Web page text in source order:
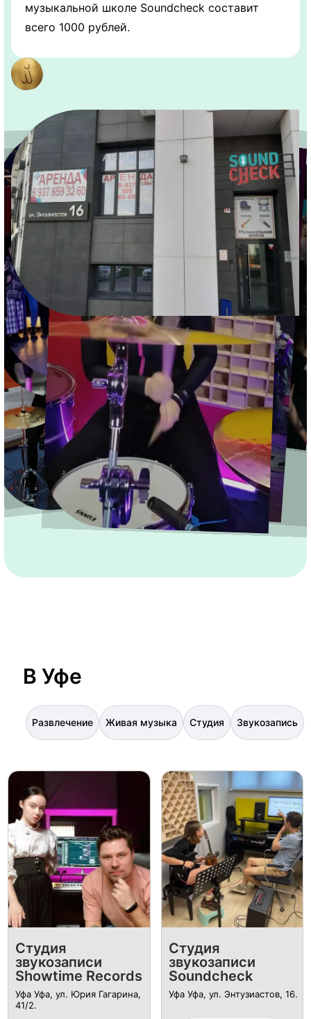
музыкальной школе Soundcheck составит
всего 1000 рублей.
В Уфе
Развлечение Живая музыка Студия Звукозапись
Студия
звукозаписи
Showtime Records
Уфа Уфа, ул. Юрия Гагарина,
41/2.
Студия
звукозаписи
Soundcheck
Уфа Уфа, ул. ​Энтузиастов, 16.